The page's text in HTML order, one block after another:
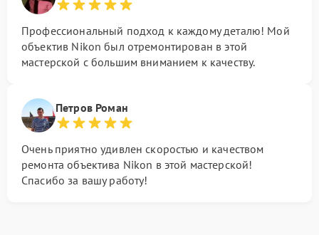
Профессиональный подход к каждому деталю! Мой
объектив Nikon был отремонтирован в этой
мастерской с большим вниманием к качеству.
Петров Роман
Очень приятно удивлен скоростью и качеством
ремонта объектива Nikon в этой мастерской!
Спасибо за вашу работу!